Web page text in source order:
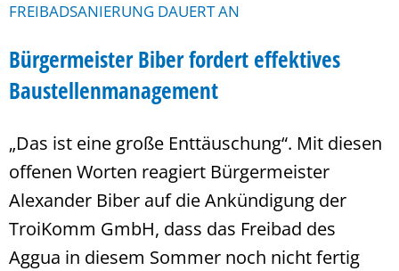
FREIBADSANIERUNG DAUERT AN
Bürgermeister Biber fordert effektives
Baustellenmanagement
„Das ist eine große Enttäuschung“. Mit diesen
offenen Worten reagiert Bürgermeister
Alexander Biber auf die Ankündigung der
TroiKomm GmbH, dass das Freibad des
Aggua in diesem Sommer noch nicht fertig